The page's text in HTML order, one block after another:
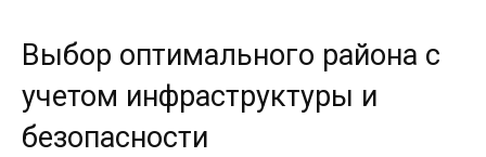
Выбор оптимального района с
учетом инфраструктуры и
безопасности